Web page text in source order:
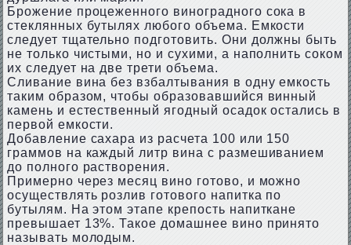
Брожение процеженного виноградного сока в
стеклянных бутылях любого объема. Емкости
следует тщательно подготовить. Они должны быть
не только чистыми, но и сухими, а наполнить соком
их следует на две трети объема.
Сливание вина без взбалтывания в одну емкость
таким образом, чтобы образовавшийся винный
камень и естественный ягодный осадок остались в
первой емкости.
Добавление сахара из расчета 100 или 150
граммов на каждый литр вина с размешиванием
до полного растворения.
Примерно через месяц вино готово, и можно
осуществлять розлив готового напитка по
бутылям. На этом этапе крепость напиткане
превышает 13%. Такое домашнее вино принято
называть молодым.